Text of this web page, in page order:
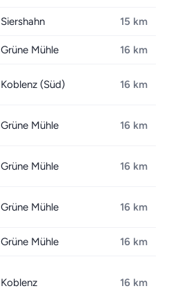
Siershahn 15 km
Grüne Mühle 16 km
Koblenz (Süd) 16 km
Grüne Mühle 16 km
Grüne Mühle 16 km
Grüne Mühle 16 km
Grüne Mühle 16 km
Koblenz 16 km